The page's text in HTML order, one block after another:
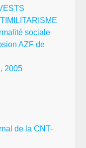
sociale
AZF de
2005
de la CNT-